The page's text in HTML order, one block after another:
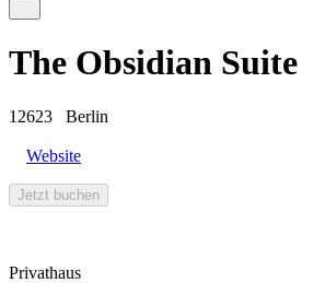
The Obsidian Suite
12623 Berlin
Website
Jetzt buchen
Privathaus